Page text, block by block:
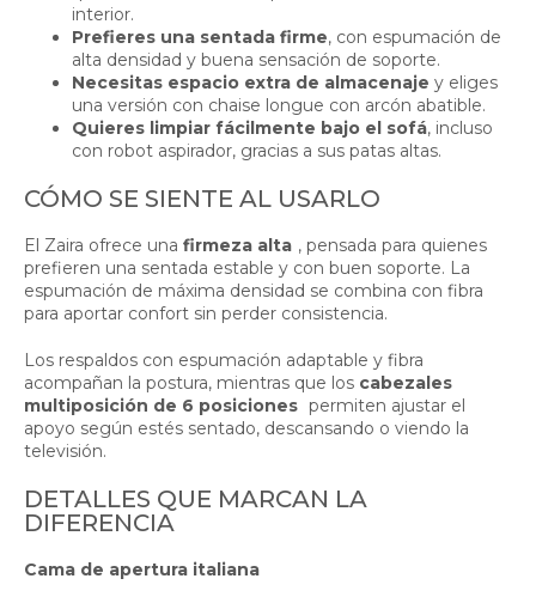
interior.
Prefieres una sentada firme, con espumación de
alta densidad y buena sensación de soporte.
Necesitas espacio extra de almacenaje y eliges
una versión con chaise longue con arcón abatible.
Quieres limpiar fácilmente bajo el sofá, incluso
con robot aspirador, gracias a sus patas altas.
CÓMO SE SIENTE AL USARLO
El Zaira ofrece una firmeza alta , pensada para quienes
prefieren una sentada estable y con buen soporte. La
espumación de máxima densidad se combina con fibra
para aportar confort sin perder consistencia.
Los respaldos con espumación adaptable y fibra
acompañan la postura, mientras que los cabezales
multiposición de 6 posiciones permiten ajustar el
apoyo según estés sentado, descansando o viendo la
televisión.
DETALLES QUE MARCAN LA
DIFERENCIA
Cama de apertura italiana